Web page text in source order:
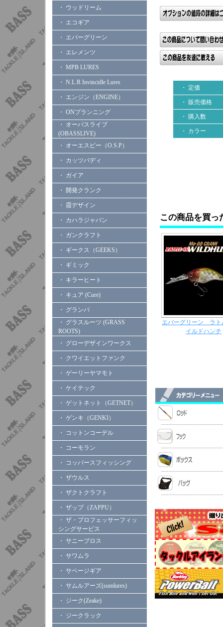
・ ウッドリーム
・ エコギア
・ エバーグリーン
・ エレメンツ
・ MPB LURES
・ N.L.R Invincidle Lures
・ エンジン（ENGINE）
・ ONプランニング
・ オーバスライブ
(OBASSLIVE)
・ オーエスピー（O.S.P）
・ カッツバディ
・ ガイア
・ 開発クランク
・ 霞デザイン
・ カハラジャパン
・ ガンクラフト
・ ギークス（GEEKS）
・ ギミック
・ キラーヒート
・ キュア (Cure)
・ グランパ
・ グラスルーツ (GRASS
ROOTS)
・ グローデザインワークス
・ クワイエットファンク
・ ゲーリーヤマモト
・ ケイテック
・ ゲットネット（GETNET）
・ ゲンキ（GENKI）
・ コットンコーデル
・ コーモラン
・ コッパースフィッシング
・ ザウルス
・ ザクトクラフト
・ ザップ（ZAPPU）
・ ザ・プロフェッサーフィッ
シングサービス
・ サニーブロス
・ サワムラ
・ サベージギア
・ サムルアーズ(sumlures)
・ ジーク(Zeake)
・ ジークラック
・ 定価
・ 販売価格
・ 購入数
・ カラー
この商品を買っ
エバーグリーン ラト
イルドハンチ